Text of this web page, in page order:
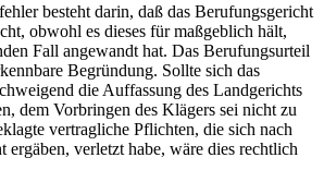
besteht darin, daß das Berufungsgericht
obwohl es dieses für maßgeblich hält,
Fall angewandt hat. Das Berufungsurteil
Begründung. Sollte sich das
die Auffassung des Landgerichts
dem Vorbringen des Klägers sei nicht zu
vertragliche Pflichten, die sich nach
ergäben, verletzt habe, wäre dies rechtlich